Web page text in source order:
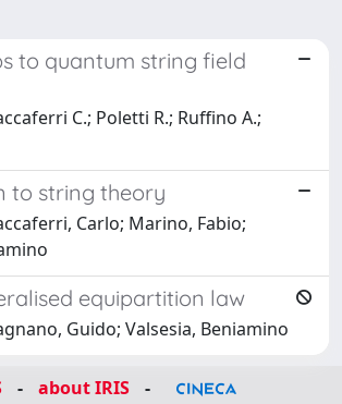
to quantum string field
C.; Poletti R.; Ruffino A.;
to string theory
Carlo; Marino, Fabio;
equipartition law
Guido; Valsesia, Beniamino
- about IRIS
-